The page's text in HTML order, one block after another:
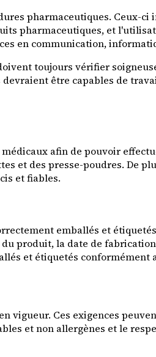
pharmaceutiques. Ceux-ci
pharmaceutiques, et
en communication,
toujours vérifier
être capables de
afin de pouvoir
et des presse-poudres. De
et fiables.
emballés et
produit, la date de
et étiquetés conformément
vigueur. Ces exigences
et non allergènes et le